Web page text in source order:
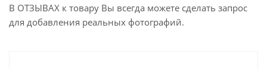
В ОТЗЫВАХ к товару Вы всегда можете сделать запрос
для добавления реальных фотографий.